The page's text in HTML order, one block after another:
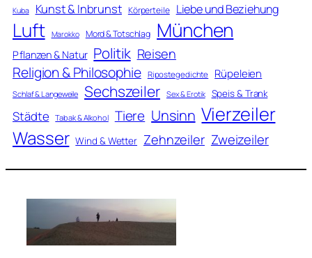
Kuba Kunst & Inbrunst Körperteile Liebe und Beziehung
Luft Marokko Mord & Totschlag München
Pflanzen & Natur Politik Reisen
Religion & Philosophie Ripostegedichte Rüpeleien
Schlaf & Langeweile Sechszeiler Sex & Erotik Speis & Trank
Städte Tabak & Alkohol Tiere Unsinn Vierzeiler
Wasser Wind & Wetter Zehnzeiler Zweizeiler